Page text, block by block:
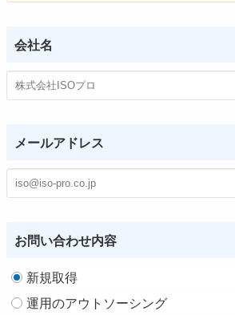
会社名
メールアドレス
お問い合わせ内容
新規取得
運用のアウトソーシング